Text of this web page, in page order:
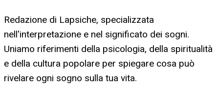
Redazione di Lapsiche, specializzata
nell'interpretazione e nel significato dei sogni.
Uniamo riferimenti della psicologia, della spiritualità
e della cultura popolare per spiegare cosa può
rivelare ogni sogno sulla tua vita.